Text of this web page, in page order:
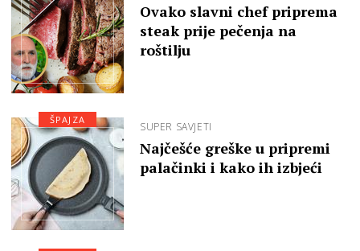
Ovako slavni chef priprema
steak prije pečenja na
roštilju
SUPER SAVJETI
Najčešće greške u pripremi
palačinki i kako ih izbjeći
ŠPAJZA